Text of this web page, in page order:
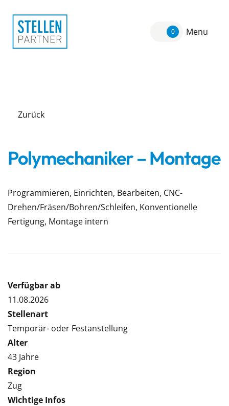
0 Menu
Zurück
Polymechaniker – Montage
Programmieren, Einrichten, Bearbeiten, CNC-
Drehen/Fräsen/Bohren/Schleifen, Konventionelle
Fertigung, Montage intern
Verfügbar ab
11.08.2026
Stellenart
Temporär- oder Festanstellung
Alter
43 Jahre
Region
Zug
Wichtige Infos